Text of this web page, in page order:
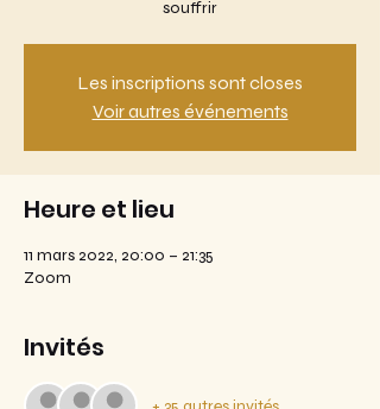
souffrir
Les inscriptions sont closes
Voir autres événements
Heure et lieu
11 mars 2022, 20:00 – 21:35
Zoom
Invités